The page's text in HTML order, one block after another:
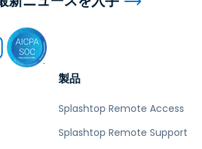
製品
Splashtop Remote Access
Splashtop Remote Support